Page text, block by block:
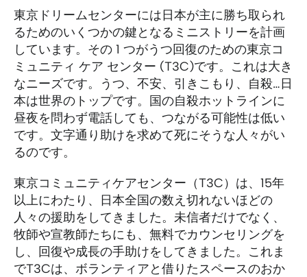
ズ
東京ドリームセンターには日本が主に勝ち取られ
るためのいくつかの鍵となるミニストリーを計画
しています。その 1 つがうつ回復のための東京コ
ミュニティ ケア センター (T3C)です。これは大き
なニーズです。うつ、不安、引きこもり、自殺…日
本は世界のトップです。国の自殺ホットラインに
昼夜を問わず電話しても、つながる可能性は低い
です。文字通り助けを求めて死にそうな人々がい
るのです。
東京コミュニティケアセンター（T3C）は、15年
以上にわたり、日本全国の数え切れないほどの
人々の援助をしてきました。未信者だけでなく、
牧師や宣教師たちにも、無料でカウンセリングを
し、回復や成長の手助けをしてきました。これま
でT3Cは、ボランティアと借りたスペースのおか